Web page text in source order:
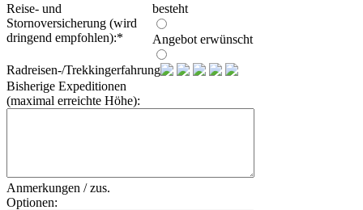
Reise- und
Stornoversicherung (wird
dringend empfohlen):*
besteht
Angebot erwünscht
Radreisen-/Trekkingerfahrung:
Bisherige Expeditionen
(maximal erreichte Höhe):
Anmerkungen / zus.
Optionen: